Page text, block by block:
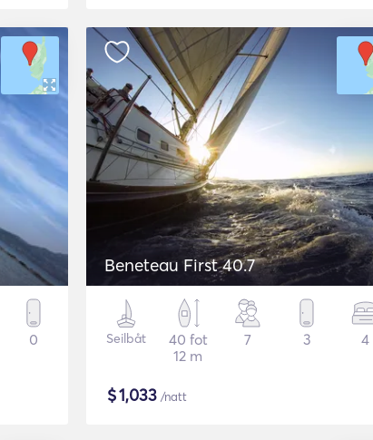
0
Beneteau First 40.7
Seilbåt
40 fot
12 m
7 3 4
$1,033 /natt